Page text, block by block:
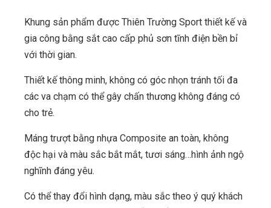
Khung sản phẩm được Thiên Trường Sport thiết kế và
gia công bằng sắt cao cấp phủ sơn tĩnh điện bền bỉ
với thời gian.
Thiết kế thông minh, không có góc nhọn tránh tối đa
các va chạm có thể gây chấn thương không đáng có
cho trẻ.
Máng trượt bằng nhựa Composite an toàn, không
độc hại và màu sắc bắt mắt, tươi sáng…hình ảnh ngộ
nghĩnh đáng yêu.
Có thể thay đổi hình dạng, màu sắc theo ý quý khách